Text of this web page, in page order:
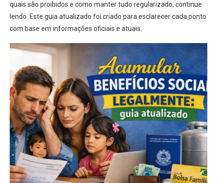
quais são proibidos e como manter tudo regularizado, continue
lendo. Este guia atualizado foi criado para esclarecer cada ponto
com base em informações oficiais e atuais.